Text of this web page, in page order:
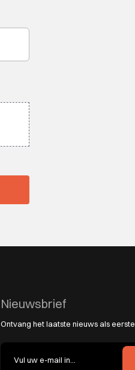
Nieuwsbrief
Ontvang het laatste nieuws als eerste.